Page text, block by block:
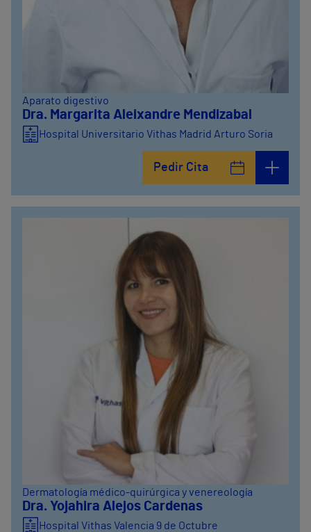
Aparato digestivo
Dra. Margarita Aleixandre Mendizabal
Hospital Universitario Vithas Madrid Arturo Soria
Pedir Cita
Dermatología médico-quirúrgica y venereología
Dra. Yojahira Alejos Cardenas
Hospital Vithas Valencia 9 de Octubre